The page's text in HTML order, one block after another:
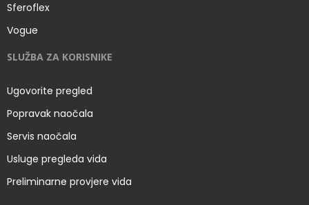
Sferoflex
Vogue
SLUŽBA ZA KORISNIKE
Ugovorite pregled
Popravak naočala
Servis naočala
Usluge pregleda vida
Preliminarne provjere vida